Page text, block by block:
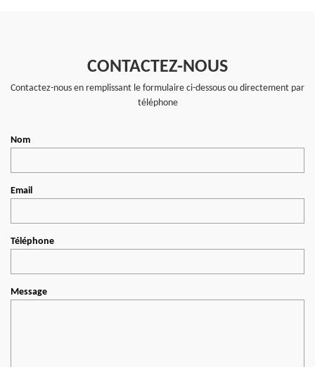
CONTACTEZ-NOUS
Contactez-nous en remplissant le formulaire ci-dessous ou directement par
téléphone
Nom
Email
Téléphone
Message